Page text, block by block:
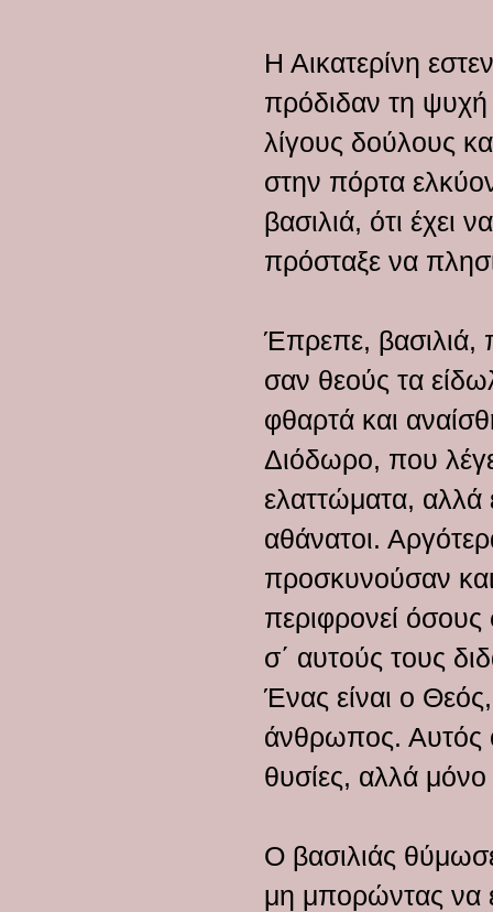
Η Αικατερίνη
πρόδιδαν τη
λίγους δούλους
στην πόρτα
βασιλιά, ότι έχει
πρόσταξε να
Έπρεπε, βασιλιά,
σαν θεούς τα
φθαρτά και
Διόδωρο, που
ελαττώματα, αλλά
αθάνατοι.
προσκυνούσαν
περιφρονεί
σ΄ αυτούς τους
Ένας είναι ο
άνθρωπος. Αυτός
θυσίες, αλλά μόνο
Ο βασιλιάς
μη μπορώντας να